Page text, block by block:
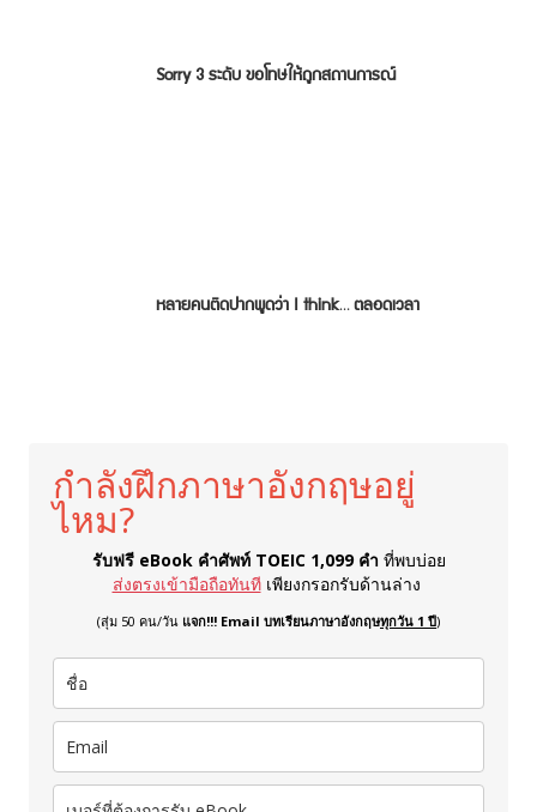
Sorry 3 ระดับ ขอโทษให้ถูกสถานการณ์
หลายคนติดปากพูดว่า I think… ตลอดเวลา
กำลังฝึกภาษาอังกฤษอยู่
ไหม?
รับฟรี eBook คำศัพท์ TOEIC 1,099 คำ ที่พบบ่อย
ส่งตรงเข้ามือถือทันที เพียงกรอกรับด้านล่าง
(สุ่ม 50 คน/วัน แจก!!! Email บทเรียนภาษาอังกฤษทุกวัน 1 ปี)